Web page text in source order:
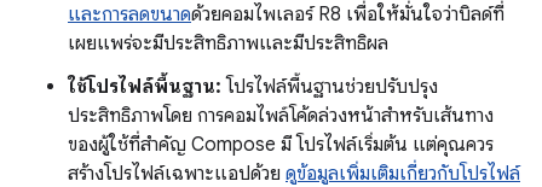
และการลดขนาดด้วยคอมไพเลอร์ R8 เพื่อให้มั่นใจว่าบิลด์ที่
เผยแพร่จะมีประสิทธิภาพและมีประสิทธิผล
ใช้โปรไฟล์พื้นฐาน: โปรไฟล์พื้นฐานช่วยปรับปรุง
ประสิทธิภาพโดย การคอมไพล์โค้ดล่วงหน้าสำหรับเส้นทาง
ของผู้ใช้ที่สำคัญ Compose มี โปรไฟล์เริ่มต้น แต่คุณควร
สร้างโปรไฟล์เฉพาะแอปด้วย ดูข้อมูลเพิ่มเติมเกี่ยวกับโปรไฟล์